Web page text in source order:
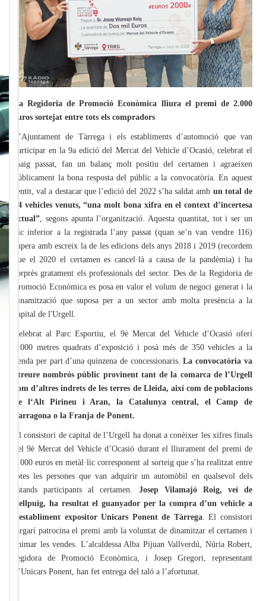
La Regidoria de Promoció Econòmica lliura el premi de 2.000
euros sortejat entre tots els compradors
L’Ajuntament de Tàrrega i els establiments d’automoció que van
participar en la 9a edició del Mercat del Vehicle d’Ocasió, celebrat el
maig passat, fan un balanç molt positiu del certamen i agraeixen
públicament la bona resposta del públic a la convocatòria. En aquest
sentit, val a destacar que l’edició del 2022 s’ha saldat amb un total de
94 vehicles venuts, “una molt bona xifra en el context d’incertesa
actual” , segons apunta l’organització. Aquesta quantitat, tot i ser un
xic inferior a la registrada l’any passat (quan se’n van vendre 116)
supera amb escreix la de les edicions dels anys 2018 i 2019 (recordem
que el 2020 el certamen es cancel·là a causa de la pandèmia) i ha
sorprès gratament els professionals del sector. Des de la Regidoria de
Promoció Econòmica es posa en valor el volum de negoci generat i la
dinamització que suposa per a un sector amb molta presència a la
capital de l'Urgell.
Celebrat al Parc Esportiu, el 9è Mercat del Vehicle d’Ocasió oferí
4.000 metres quadrats d’exposició i posà més de 350 vehicles a la
venda per part d’una quinzena de concessionaris.La convocatòria va
atreure nombrós públic provinent tant de la comarca de l’Urgell
com d’altres indrets de les terres de Lleida, així com de poblacions
de l‘Alt Pirineu i Aran, la Catalunya central, el Camp de
Tarragona o la Franja de Ponent.
El consistori de capital de l’Urgell ha donat a conèixer les xifres finals
del 9è Mercat del Vehicle d’Ocasió durant el lliurament del premi de
2.000 euros en metàl·lic corresponent al sorteig que s’ha realitzat entre
totes les persones que van adquirir un automòbil en qualsevol dels
estands participants al certamen. Josep Vilamajó Roig, veí de
Bellpuig, ha resultat el guanyador per la compra d’un vehicle a
l’establiment expositor Unicars Ponent de Tàrrega. El consistori
targarí patrocina el premi amb la voluntat de dinamitzar el certamen i
animar les vendes. L’alcaldessa Alba Pijuan Vallverdú, Núria Robert,
regidora de Promoció Econòmica, i Josep Gregori, representant
d’Unicars Ponent, han fet entrega del taló a l’afortunat.